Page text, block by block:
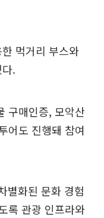
먹거리 부스와
.
구매인증, 모악산
어도 진행돼 참여
별화된 문화 경험
록 관광 인프라와